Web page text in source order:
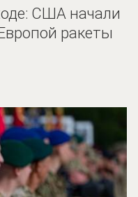
США начали
ракеты